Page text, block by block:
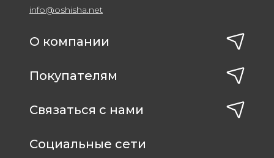
info@oshisha.net
О компании
Покупателям
Связаться с нами
Социальные сети